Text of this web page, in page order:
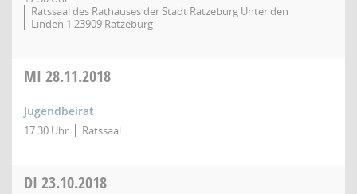
Ratssaal des Rathauses der Stadt Ratzeburg Unter den
Linden 1 23909 Ratzeburg
MI 28.11.2018
Jugendbeirat
17:30 Uhr Ratssaal
DI 23.10.2018